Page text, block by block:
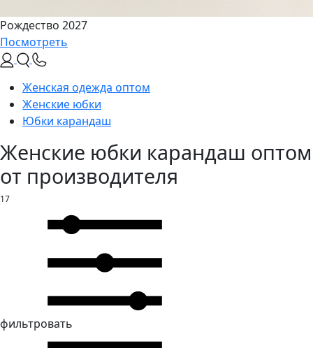
Рождество 2027
Посмотреть
Женская одежда оптом
Женские юбки
Юбки карандаш
Женские юбки карандаш оптом
от производителя
17
фильтровать